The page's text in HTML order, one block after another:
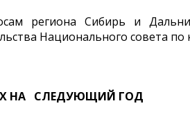
региона Сибирь и
Национального совета
НА СЛЕДУЮЩИЙ ГОД